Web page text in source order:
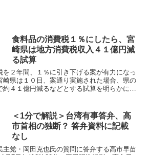
食料品の消費税１％にしたら、宮
崎県は地方消費税収入４１億円減
る試算
２年間、１％に引き下げる案が有力になっ
崎県は１０日、案通り実施された場合、県の
約４１億円減るなどとする試算を明らかにし
＜1分で解説＞台湾有事答弁、高
市首相の独断？ 答弁資料に記載
なし
主党・岡田克也氏の質問に答弁する高市早苗